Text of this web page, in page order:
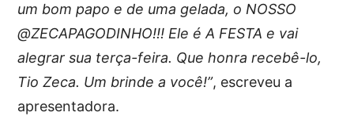
um bom papo e de uma gelada, o NOSSO
@ZECAPAGODINHO!!! Ele é A FESTA e vai
alegrar sua terça-feira. Que honra recebê-lo,
Tio Zeca. Um brinde a você!”, escreveu a
apresentadora.